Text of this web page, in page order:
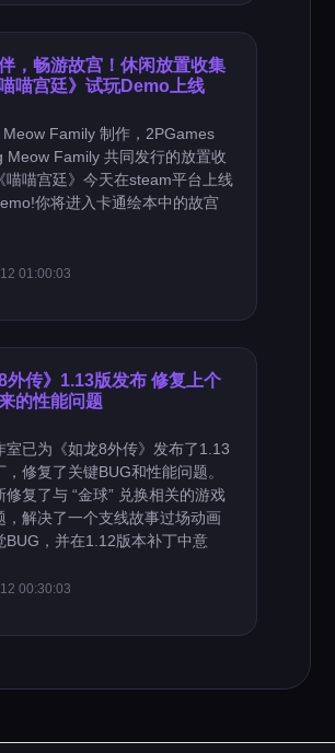
，畅游故宫！休闲放置收集
喵宫廷》试玩Demo上线
Meow Family 制作，2PGames
Meow Family 共同发行的放置收
喵喵宫廷》今天在steam平台上线
你将进入卡通绘本中的故宫
01:00:03
8外传》1.13版发布 修复上个
的性能问题
室已为《如龙8外传》发布了1.13
，修复了关键BUG和性能问题。
修复了与 “金球” 兑换相关的游戏
，解决了一个支线故事过场动画
BUG，并在1.12版本补丁中意
00:30:03